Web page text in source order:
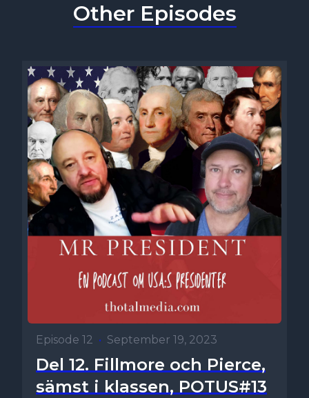
Other Episodes
Episode 12 • September 19, 2023
Del 12. Fillmore och Pierce,
sämst i klassen, POTUS#13